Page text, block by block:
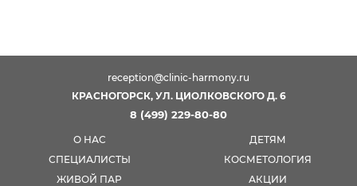
reception@clinic-harmony.ru
КРАСНОГОРСК, УЛ. ЦИОЛКОВСКОГО Д. 6
8 (499) 229-80-80
О НАС
ДЕТЯМ
СПЕЦИАЛИСТЫ
КОСМЕТОЛОГИЯ
ЖИВОЙ ПАР
АКЦИИ